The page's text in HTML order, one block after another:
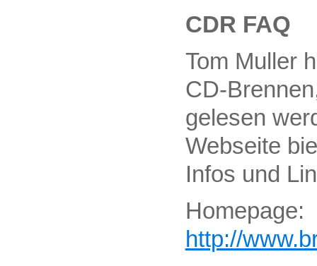
CDR FAQ
Tom Muller
CD-
gelesen
Webseite
Infos und
Homepage:
http://